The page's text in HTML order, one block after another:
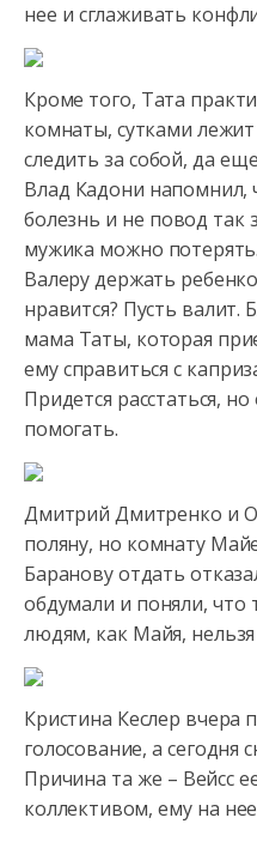
нее и сглаживать
Кроме того, Тата
комнаты, сутками
следить за собой, да
Влад Кадони напомнил,
болезнь и не повод так
мужика можно
Валеру держать
нравится? Пусть
мама Таты, которая
ему справиться с
Придется расстаться,
помогать.
Дмитрий Дмитренко и
поляну, но комнату
Баранову отдать
обдумали и поняли,
людям, как Майя, нельзя
Кристина Кеслер вчера
голосование, а сегодня
Причина та же – Вейсс
коллективом, ему на